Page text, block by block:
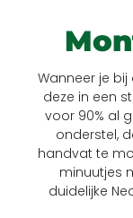
Wanneer je
deze in een
voor 90% al
onderstel,
handvat te
minuutjes
duidelijke